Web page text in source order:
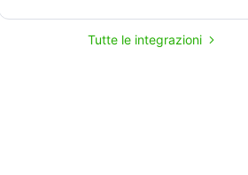
Tutte le integrazioni